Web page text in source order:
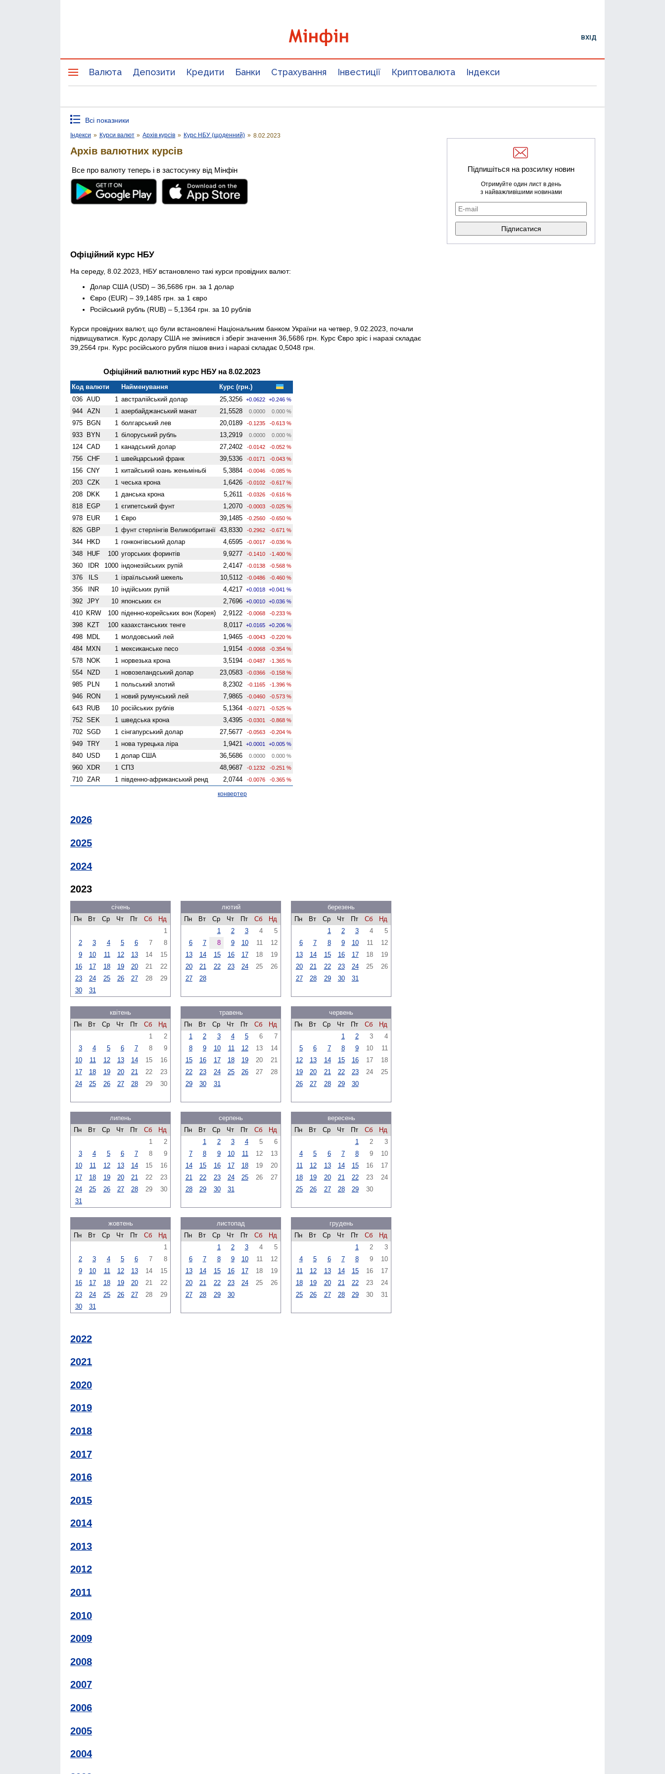
ВХІД
Валюта Депозити Кредити Банки Страхування Інвестиції Криптовалюта Індекси
Всі показники
Індекси » Курси валют » Архів курсів » Курс НБУ (щоденний) » 8.02.2023
Архів валютних курсів
Все про валюту теперь і в застосунку від Мінфін
Офіційний курс НБУ
На середу, 8.02.2023, НБУ встановлено такі курси провідних валют:
Долар США (USD) – 36,5686 грн. за 1 долар
Євро (EUR) – 39,1485 грн. за 1 євро
Російський рубль (RUB) – 5,1364 грн. за 10 рублів
Курси провідних валют, що були встановлені Національним банком України на четвер, 9.02.2023, почали
підвищуватися. Курс долару США не змінився і зберіг значення 36,5686 грн. Курс Євро зріс і наразі складає
39,2564 грн. Курс російського рубля пішов вниз і наразі складає 0,5048 грн.
Офіційний валютний курс НБУ на 8.02.2023
Код валюти Найменування
Курс (грн.)
036 AUD 1 австралійський долар 25,3256 +0.0622 +0.246 %
944 AZN 1 азербайджанський манат 21,5528 0.0000 0.000 %
975 BGN 1 болгарський лев 20,0189 -0.1235 -0.613 %
933 BYN 1 білоруський рубль 13,2919 0.0000 0.000 %
124 CAD 1 канадський долар 27,2402 -0.0142 -0.052 %
756 CHF 1 швейцарський франк 39,5336 -0.0171 -0.043 %
156 CNY 1 китайський юань женьмiньбi 5,3884 -0.0046 -0.085 %
203 CZK 1 чеська крона 1,6426 -0.0102 -0.617 %
208 DKK 1 данська крона 5,2611 -0.0326 -0.616 %
818 EGP 1 єгипетський фунт 1,2070 -0.0003 -0.025 %
978 EUR 1 Євро 39,1485 -0.2560 -0.650 %
826 GBP 1 фунт стерлінгів Велико­британії 43,8330 -0.2962 -0.671 %
344 HKD 1 гонконгівський долар 4,6595 -0.0017 -0.036 %
348 HUF 100 угорських форинтів 9,9277 -0.1410 -1.400 %
360 IDR 1000 індонезійських рупій 2,4147 -0.0138 -0.568 %
376 ILS 1 ізраїльський шекель 10,5112 -0.0486 -0.460 %
356 INR 10 індійських рупій 4,4217 +0.0018 +0.041 %
392 JPY 10 японських єн 2,7696 +0.0010 +0.036 %
410 KRW 100 піденно-корейських вон (Корея) 2,9122 -0.0068 -0.233 %
398 KZT 100 казахстанських тенге 8,0117 +0.0165 +0.206 %
498 MDL 1 молдовський лей 1,9465 -0.0043 -0.220 %
484 MXN 1 мексиканське песо 1,9154 -0.0068 -0.354 %
578 NOK 1 норвезька крона 3,5194 -0.0487 -1.365 %
554 NZD 1 ново­зеландський долар 23,0583 -0.0366 -0.158 %
985 PLN 1 польський злотий 8,2302 -0.1165 -1.396 %
946 RON 1 новий румунський лей 7,9865 -0.0460 -0.573 %
643 RUB 10 російських рублів 5,1364 -0.0271 -0.525 %
752 SEK 1 шведська крона 3,4395 -0.0301 -0.868 %
702 SGD 1 сінгапурський долар 27,5677 -0.0563 -0.204 %
949 TRY 1 нова турецька ліра 1,9421 +0.0001 +0.005 %
840 USD 1 долар США 36,5686 0.0000 0.000 %
960 XDR 1 СПЗ 48,9687 -0.1232 -0.251 %
710 ZAR 1 південно-африканський ренд 2,0744 -0.0076 -0.365 %
конвертер
2026
2025
2024
2023
січень
Пн
Вт Ср Чт Пт Сб
Нд
1
2
3 4 5 6 7
8
9
10 11 12 13 14
15
16
17 18 19 20 21
22
23
24 25 26 27 28
29
30
31
лютий
Пн
Вт Ср Чт Пт Сб
Нд
1
2 3 4
5
6
7 8 9 10 11
12
13
14 15 16 17 18
19
20
21 22 23 24 25
26
27
28
березень
Пн
Вт Ср Чт Пт Сб
Нд
1
2 3 4
5
6
7 8 9 10 11
12
13
14 15 16 17 18
19
20
21 22 23 24 25
26
27
28 29 30 31
квітень
Пн
Вт Ср Чт Пт Сб
Нд
1
2
3
4 5 6 7 8
9
10
11 12 13 14 15
16
17
18 19 20 21 22
23
24
25 26 27 28 29 30
травень
Пн
Вт Ср Чт Пт Сб
Нд
1
2 3 4 5 6
7
8
9 10 11 12 13
14
15
16 17 18 19 20
21
22
23 24 25 26 27
28
29
30 31
червень
Пн
Вт Ср Чт Пт Сб
Нд
1
2 3
4
5
6 7 8 9 10
11
12
13 14 15 16 17
18
19
20 21 22 23 24
25
26
27 28 29 30
липень
Пн
Вт Ср Чт Пт Сб
Нд
1
2
3
4 5 6 7 8
9
10
11 12 13 14 15
16
17
18 19 20 21 22
23
24
25 26 27 28 29
30
31
серпень
Пн
Вт Ср Чт Пт Сб
Нд
1
2 3 4 5
6
7
8 9 10 11 12
13
14
15 16 17 18 19
20
21
22 23 24 25 26
27
28
29 30 31
вересень
Пн
Вт Ср Чт Пт Сб
Нд
1
2
3
4
5 6 7 8 9
10
11
12 13 14 15 16
17
18
19 20 21 22 23
24
25
26 27 28 29 30
жовтень
Пн
Вт Ср Чт Пт Сб
Нд
1
2
3 4 5 6 7
8
9
10 11 12 13 14
15
16
17 18 19 20 21
22
23
24 25 26 27 28
29
30
31
листопад
Пн
Вт Ср Чт Пт Сб
Нд
1
2 3 4
5
6
7 8 9 10 11
12
13
14 15 16 17 18
19
20
21 22 23 24 25
26
27
28 29 30
грудень
Пн
Вт Ср Чт Пт Сб
Нд
1
2
3
4
5 6 7 8 9
10
11
12 13 14 15 16
17
18
19 20 21 22 23
24
25
26 27 28 29 30 31
2022
2021
2020
2019
2018
2017
2016
2015
2014
2013
2012
2011
2010
2009
2008
2007
2006
2005
2004
Підпишіться на розсилку новин
Отримуйте один лист в день
з найважливішими новинами